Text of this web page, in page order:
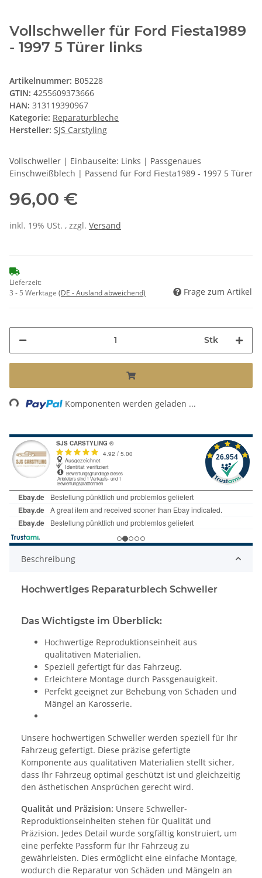
Vollschweller für Ford Fiesta1989
- 1997 5 Türer links
Artikelnummer: B05228
GTIN: 4255609373666
HAN: 313119390967
Kategorie: Reparaturbleche
Hersteller: SJS Carstyling
Vollschweller | Einbauseite: Links | Passgenaues
Einschweißblech | Passend für Ford Fiesta1989 - 1997 5 Türer
96,00 €
inkl. 19% USt. , zzgl. Versand
Lieferzeit:
3 - 5 Werktage (DE - Ausland abweichend) Frage zum Artikel
Stk
Loading... Komponenten werden geladen ...
Beschreibung
Hochwertiges Reparaturblech Schweller
Das Wichtigste im Überblick:
Hochwertige Reproduktionseinheit aus
qualitativen Materialien.
Speziell gefertigt für das Fahrzeug.
Erleichtere Montage durch Passgenauigkeit.
Perfekt geeignet zur Behebung von Schäden und
Mängel an Karosserie.
Unsere hochwertigen Schweller werden speziell für Ihr
Fahrzeug gefertigt. Diese präzise gefertigte
Komponente aus qualitativen Materialien stellt sicher,
dass Ihr Fahrzeug optimal geschützt ist und gleichzeitig
den ästhetischen Ansprüchen gerecht wird.
Qualität und Präzision: Unsere Schweller-
Reproduktionseinheiten stehen für Qualität und
Präzision. Jedes Detail wurde sorgfältig konstruiert, um
eine perfekte Passform für Ihr Fahrzeug zu
gewährleisten. Dies ermöglicht eine einfache Montage,
wodurch die Reparatur von Schäden und Mängeln an